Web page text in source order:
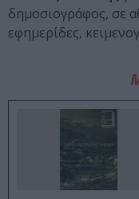
δημοσιογράφος, σε
εφημερίδες,